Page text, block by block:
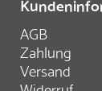
AGB
Zahlung
Versand